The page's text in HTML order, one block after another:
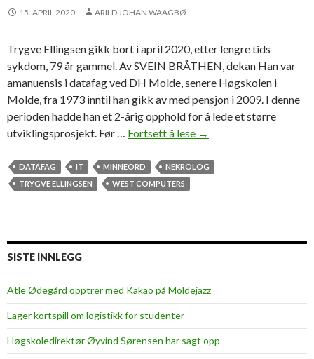
15. APRIL 2020 ARILD JOHAN WAAGBØ
Trygve Ellingsen gikk bort i april 2020, etter lengre tids
sykdom, 79 år gammel. Av SVEIN BRÅTHEN, dekan Han var
amanuensis i datafag ved DH Molde, senere Høgskolen i
Molde, fra 1973 inntil han gikk av med pensjon i 2009. I denne
perioden hadde han et 2-årig opphold for å lede et større
utviklingsprosjekt. Før … Fortsett å lese T
l
T
y
g
→
DATAFAG IT MINNEORD
NEKROLOG
TRYGVE ELLINGSEN
WEST COMPUTERS
SISTE INNLEGG
Atle Ødegård opptrer med Kakao på Moldejazz
Lager kortspill om logistikk for studenter
Høgskoledirektør Øyvind Sørensen har sagt opp